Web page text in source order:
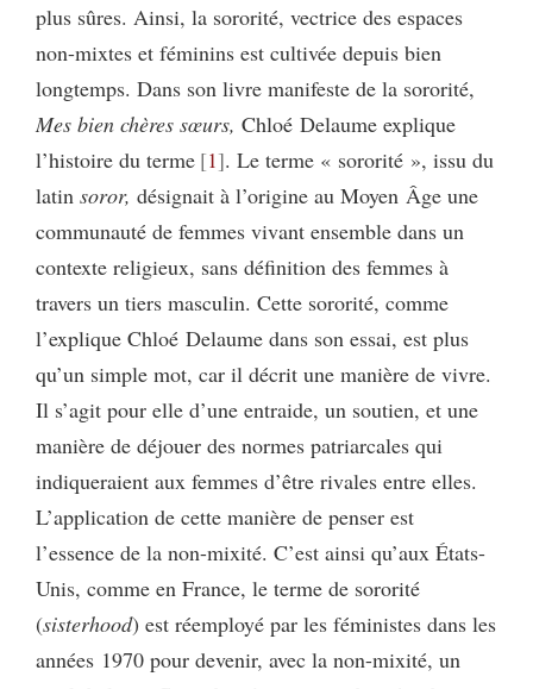
plus sûres. Ainsi, la sororité, vectrice des espaces
non-mixtes et féminins est cultivée depuis bien
longtemps. Dans son livre manifeste de la sororité,
Mes bien chères sœurs, Chloé Delaume explique
l’histoire du terme 1 . Le terme « sororité », issu du
latin soror, désignait à l’origine au Moyen Âge une
communauté de femmes vivant ensemble dans un
contexte religieux, sans définition des femmes à
travers un tiers masculin. Cette sororité, comme
l’explique Chloé Delaume dans son essai, est plus
qu’un simple mot, car il décrit une manière de vivre.
Il s’agit pour elle d’une entraide, un soutien, et une
manière de déjouer des normes patriarcales qui
indiqueraient aux femmes d’être rivales entre elles.
L’application de cette manière de penser est
l’essence de la non-mixité. C’est ainsi qu’aux États-
Unis, comme en France, le terme de sororité
(sisterhood) est réemployé par les féministes dans les
années 1970 pour devenir, avec la non-mixité, un